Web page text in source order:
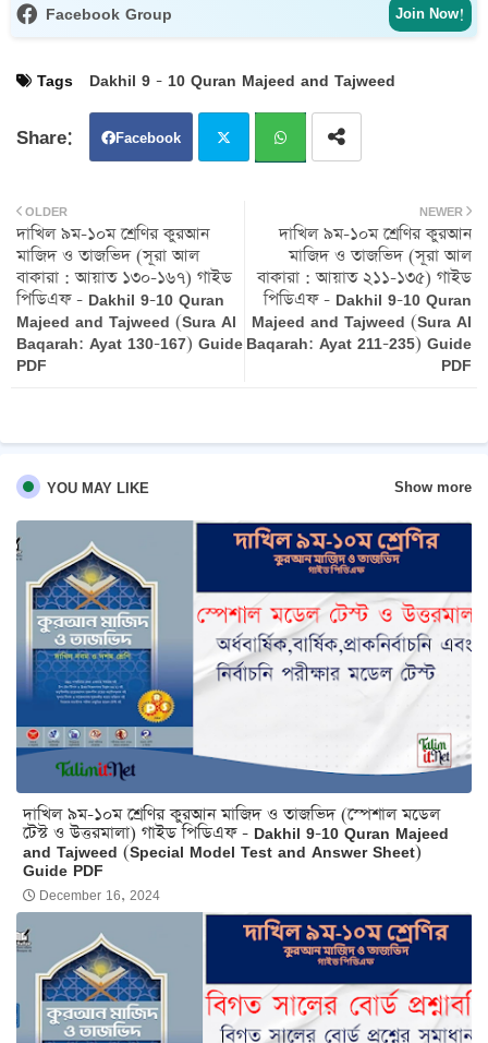
Facebook Group Join Now!
Tags Dakhil 9 - 10 Quran Majeed and Tajweed
Facebook
atsa
pp
NEWER
দাখিল ৯ম-১০ম শ্রেণির কুরআন
মাজিদ ও তাজভিদ (সূরা আল
বাকারা : আয়াত ২১১-১৩৫) গাইড
পিডিএফ - Dakhil 9-10 Quran
Majeed and Tajweed (Sura Al
Baqarah: Ayat 211-235) Guide
PDF
OLDER
দাখিল ৯ম-১০ম শ্রেণির কুরআন
মাজিদ ও তাজভিদ (সূরা আল
বাকারা : আয়াত ১৩০-১৬৭) গাইড
পিডিএফ - Dakhil 9-10 Quran
Majeed and Tajweed (Sura Al
Baqarah: Ayat 130-167) Guide
PDF
YOU MAY LIKE Show more
দাখিল ৯ম-১০ম শ্রেণির কুরআন মাজিদ ও তাজভিদ (স্পেশাল মডেল
টেস্ট ও উত্তরমালা) গাইড পিডিএফ - Dakhil 9-10 Quran Majeed
and Tajweed (Special Model Test and Answer Sheet)
Guide PDF
December 16, 2024